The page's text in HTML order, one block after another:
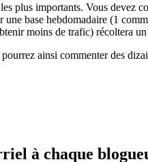
plus importants. Vous devez
une base hebdomadaire (1
moins de trafic) récoltera
ainsi commenter des
à chaque